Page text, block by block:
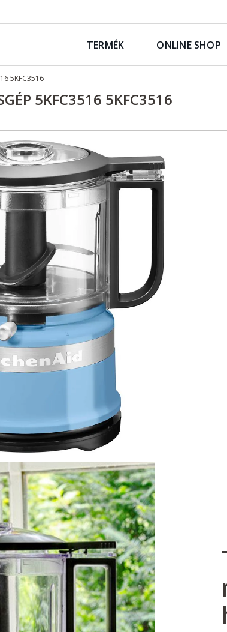
TERMÉK ONLINE SHOP
5KFC3516
5KFC3516 5KFC3516